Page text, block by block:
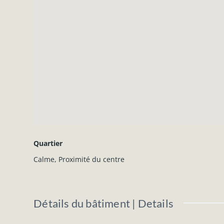
Quartier
Calme, Proximité du centre
Détails du bâtiment | Details